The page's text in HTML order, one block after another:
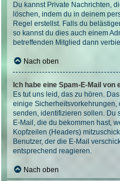
Du kannst Private Nachrichten,
löschen, indem du in deinem
Regel erstellst. Falls du
so kannst du dies auch einem
betreffenden Mitglied dann
Nach oben
Ich habe eine Spam-E-Mail
Es tut uns leid, das zu hören.
einige Sicherheitsvorkehrungen,
senden, identifizieren sollen. Du
E-Mail, die du bekommen hast,
Kopfzeilen (Headers)
Benutzer, der die E-Mail
entsprechend reagieren.
Nach oben